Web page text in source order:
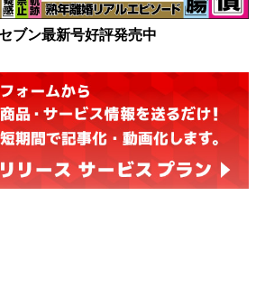
ブン最新号好評発売中